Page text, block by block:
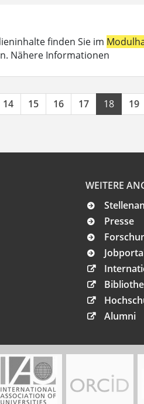
finden Sie im
Nähere Informationen
14 15 16 17 18 19
WEITERE
Presse
Alumni